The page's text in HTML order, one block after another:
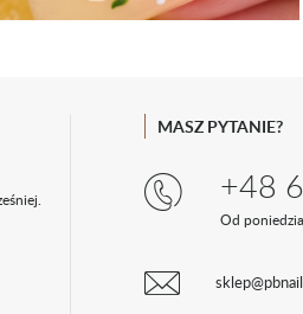
MASZ PYTANIE?
+48
Od